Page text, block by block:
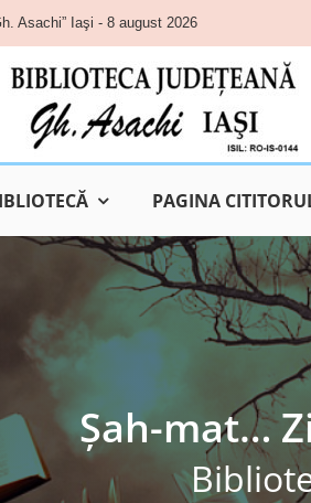
Asachi” Iaşi - 8 august 2026
PAGINA
Șah-mat…